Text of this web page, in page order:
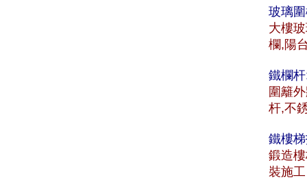
玻璃
大樓
欄,陽
鐵欄
圍籬
杆,不
鐵樓
鍛造
裝施工